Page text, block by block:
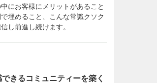
にお客様にメリットがあること
埋めること、こんな常識クソク
し前進し続けます。
きるコミュニティーを築く